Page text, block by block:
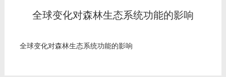
全球变化对森林生态系统功能的影响
全球变化对森林生态系统功能的影响